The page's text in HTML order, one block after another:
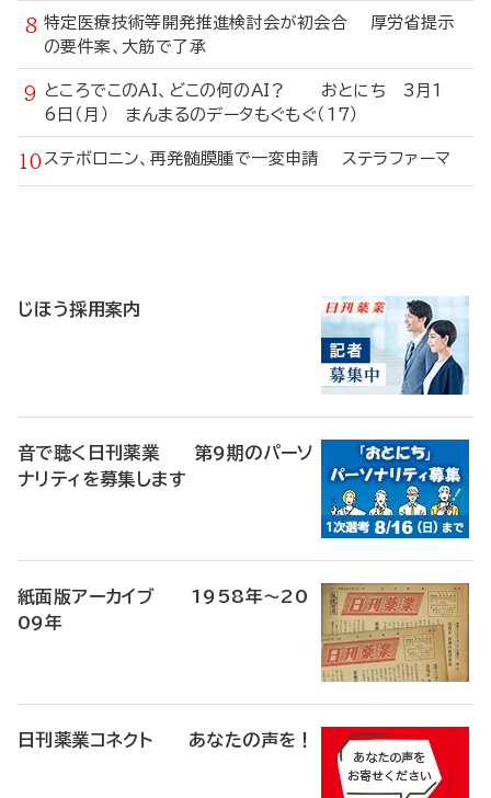
特定医療技術等開発推進検討会が初会合 厚労省提示
の要件案、大筋で了承
ところでこのAI、どこの何のAI？ おとにち 3月1
6日（月） まんまるのデータもぐもぐ（17）
ステボロニン、再発髄膜腫で一変申請 ステラファーマ
じほう採用案内
音で聴く日刊薬業 第9期のパーソ
ナリティを募集します
紙面版アーカイブ 1958年～20
09年
日刊薬業コネクト あなたの声を！